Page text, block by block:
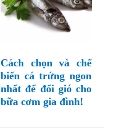
Cách chọn và chế
biến cá trứng ngon
nhất để đổi gió cho
bữa cơm gia đình!